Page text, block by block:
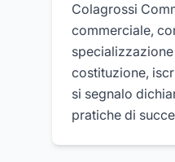
Colagrossi
commerciale,
costituzione,
si segnalo
pratiche di